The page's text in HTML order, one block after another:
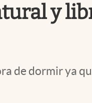
y
de dormir ya